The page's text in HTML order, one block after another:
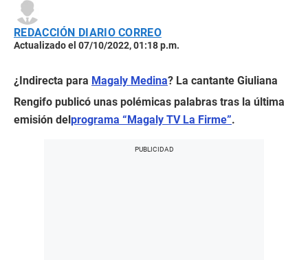
REDACCIÓN DIARIO CORREO
Actualizado el 07/10/2022, 01:18 p.m.
¿Indirecta para Magaly Medina? La cantante Giuliana
Rengifo publicó unas polémicas palabras tras la última
emisión del programa “Magaly TV La Firme”.